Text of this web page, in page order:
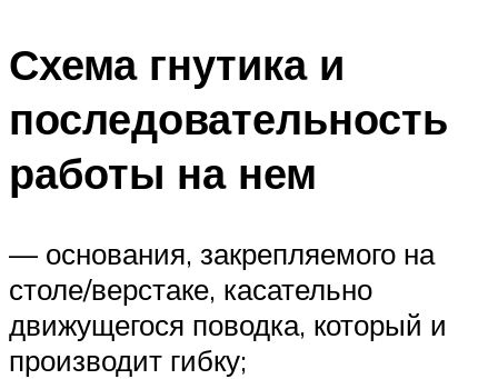
Схема гнутика и
последовательность
работы на нем
— основания, закрепляемого на
столе/верстаке, касательно
движущегося поводка, который и
производит гибку;